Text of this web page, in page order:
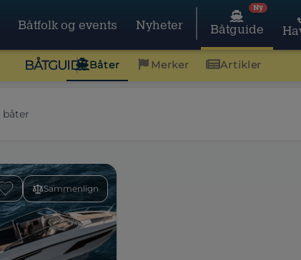
Båtfolk og events Nyheter Båtguide
Ny
BÅTGUIDEBåter Merker Artikler
båter
Sammenlign